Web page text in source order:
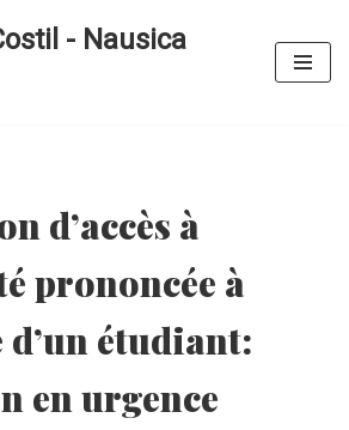
- Nausica
d’accès à
prononcée à
d’un étudiant:
en urgence